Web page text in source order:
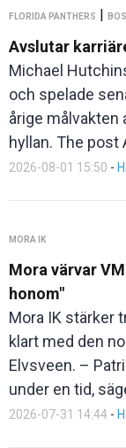
FLORIDA PANTHERS |
Avslutar
Michael
och spelade
årige målvakten
hyllan. The post
2026-08-01 15:50 -
MORA IK
Mora värvar
honom"
Mora IK stärker
klart med den
Elvsveen. –
under en tid,
2026-07-31 14:44 -